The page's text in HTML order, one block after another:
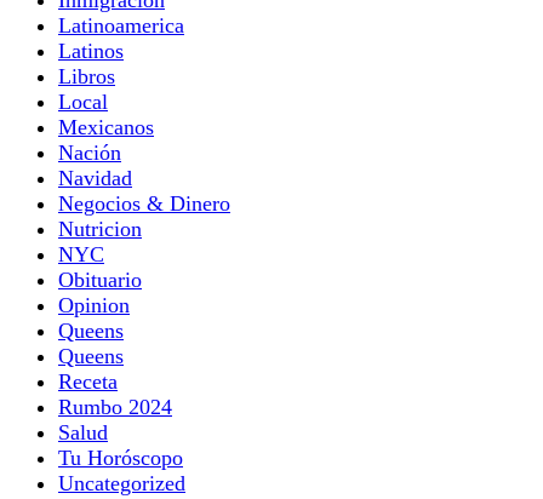
Latinoamerica
Latinos
Libros
Local
Mexicanos
Nación
Navidad
Negocios & Dinero
Nutricion
NYC
Obituario
Opinion
Queens
Queens
Receta
Rumbo 2024
Salud
Tu Horóscopo
Uncategorized